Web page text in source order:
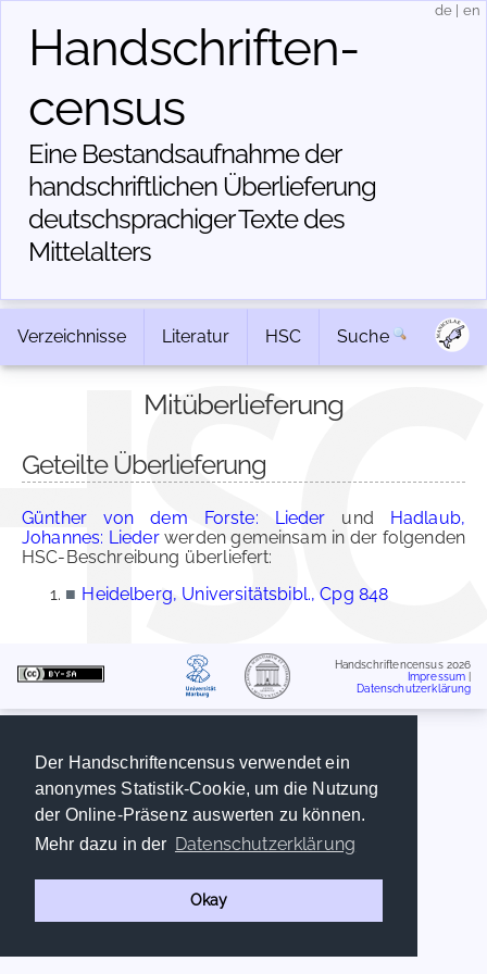
Der Handschriftencensus verwendet ein
anonymes Statistik-Cookie, um die Nutzung
der Online-Präsenz auswerten zu können.
Mehr dazu in der Datenschutzerklärung
Okay
Handschriften­
census
Eine Bestandsaufnahme der
handschriftlichen Über­lieferung
deutschsprachiger Texte des
Mittelalters
de en
Verzeichnisse Literatur HSC Suche
Mitüberlieferung
Geteilte Überlieferung
Günther von dem Forste: Lieder und Hadlaub,
Johannes: Liederwerden gemeinsam in der folgenden
HSC-Beschreibung überliefert:
■ Heidelberg, Universitätsbibl., Cpg 848
Handschriftencensus 2026
Impressum
Datenschutzerklärung